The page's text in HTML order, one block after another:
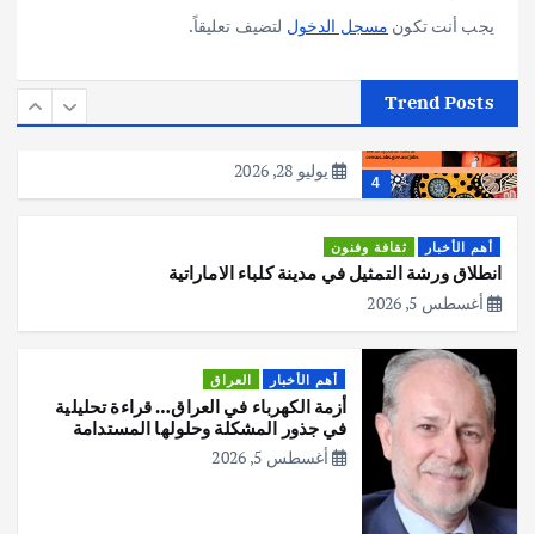
يجب أنت تكون مسجل الدخول لتضيف تعليقاً.
Trend Posts
4
عملية التعداد السكاني في11 من الشهر
يوليو 28, 2026
أهم الأخبار ثقافة وفنون
انطلاق ورشة التمثيل في مدينة كلباء الاماراتية
أغسطس 5, 2026
أهم الأخبار العراق
أزمة الكهرباء في العراق… قراءة تحليلية
في جذور المشكلة وحلولها المستدامة
أغسطس 5, 2026